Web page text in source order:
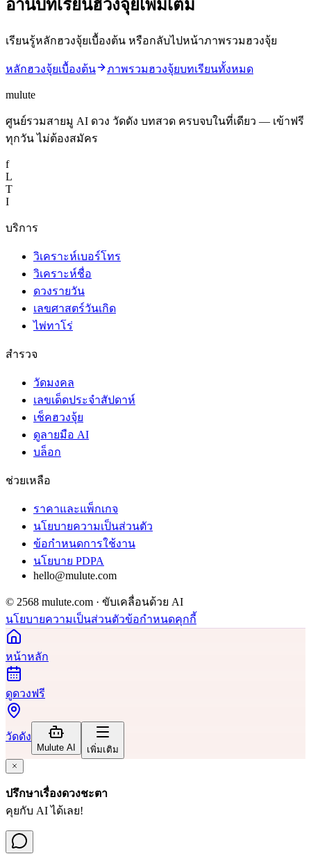
อ่านบทเรียนฮวงจุ้ยเพิ่มเติม
เรียนรู้หลักฮวงจุ้ยเบื้องต้น หรือกลับไปหน้าภาพรวมฮวงจุ้ย
หลักฮวงจุ้ยเบื้องต้น ภาพรวมฮวงจุ้ยบทเรียนทั้งหมด
mulute
ศูนย์รวมสายมู AI ดวง วัดดัง บทสวด ครบจบในที่เดียว — เข้าฟรี
ทุกวัน ไม่ต้องสมัคร
f
L
T
I
บริการ
วิเคราะห์เบอร์โทร
วิเคราะห์ชื่อ
ดวงรายวัน
เลขศาสตร์วันเกิด
ไพ่ทาโร่
สำรวจ
วัดมงคล
เลขเด็ดประจำสัปดาห์
เช็คฮวงจุ้ย
ดูลายมือ AI
บล็อก
ช่วยเหลือ
ราคาและแพ็กเกจ
นโยบายความเป็นส่วนตัว
ข้อกำหนดการใช้งาน
นโยบาย PDPA
hello@mulute.com
© 2568 mulute.com · ขับเคลื่อนด้วย AI
นโยบายความเป็นส่วนตัวข้อกำหนดคุกกี้
หน้าหลัก
ดูดวงฟรี
วัดดัง
Mulute AI เพิ่มเติม
ปรึกษาเรื่องดวงชะตา
คุยกับ AI ได้เลย!